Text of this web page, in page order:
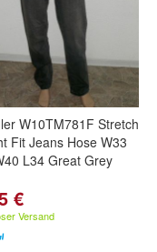
W10TM781F Stretch
Fit Jeans Hose W33
L34 Great Grey
€
Versand